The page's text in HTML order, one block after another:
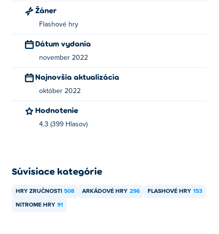
Žáner
Flashové hry
Dátum vydania
november 2022
Najnovšia aktualizácia
október 2022
Hodnotenie
4.3 (399 Hlasov)
Súvisiace kategórie
HRY ZRUČNOSTI 508 ARKÁDOVÉ HRY 296 FLASHOVÉ HRY 153
NITROME HRY 91